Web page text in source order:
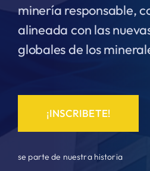
minería responsable,
alineada con las
globales de los
¡INSCRIBETE!
se parte de nuestra historia